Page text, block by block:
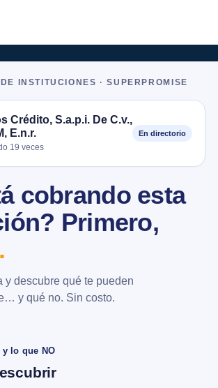
INSTITUCIONES · SUPERPROMISE
Crédito, S.a.p.i. De C.v.,
E.n.r.
19 veces
En directorio
cobrando esta
Primero,
y descubre qué te pueden
y qué no. Sin costo.
lo que NO